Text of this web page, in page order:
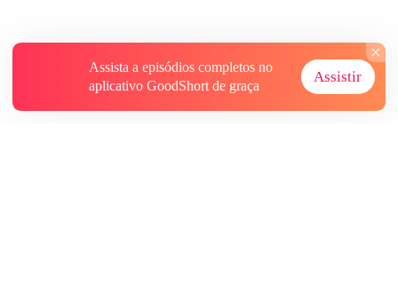
Assista a episódios completos no
aplicativo GoodShort de graça
Assistir